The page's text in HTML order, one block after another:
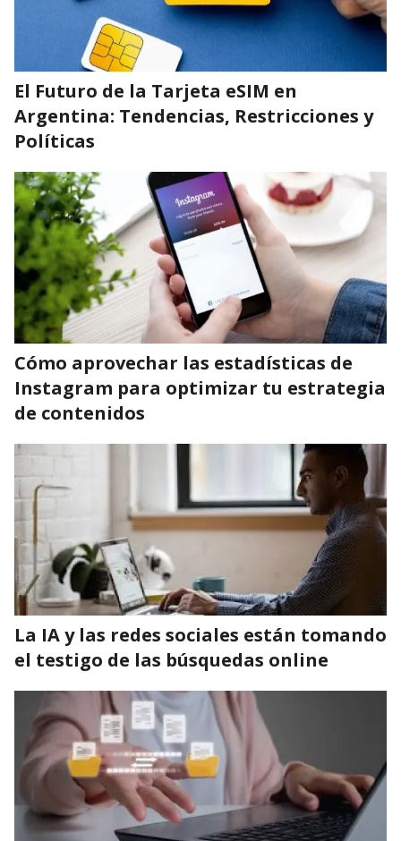
El Futuro de la Tarjeta eSIM en
Argentina: Tendencias, Restricciones y
Políticas
Cómo aprovechar las estadísticas de
Instagram para optimizar tu estrategia
de contenidos
La IA y las redes sociales están tomando
el testigo de las búsquedas online